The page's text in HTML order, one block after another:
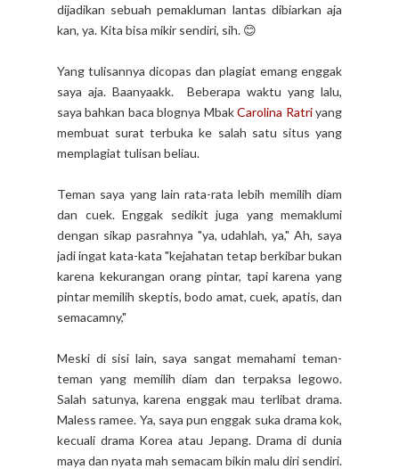
dijadikan sebuah pemakluman lantas dibiarkan aja
kan, ya. Kita bisa mikir sendiri, sih. 😊
Yang tulisannya dicopas dan plagiat emang enggak
saya aja. Baanyaakk. Beberapa waktu yang lalu,
saya bahkan baca blognya MbakCarolina Ratriyang
membuat surat terbuka ke salah satu situs yang
memplagiat tulisan beliau.
Teman saya yang lain rata-rata lebih memilih diam
dan cuek. Enggak sedikit juga yang memaklumi
dengan sikap pasrahnya "ya, udahlah, ya," Ah, saya
jadi ingat kata-kata "kejahatan tetap berkibar bukan
karena kekurangan orang pintar, tapi karena yang
pintar memilih skeptis, bodo amat, cuek, apatis, dan
semacamny,"
Meski di sisi lain, saya sangat memahami teman-
teman yang memilih diam dan terpaksa legowo.
Salah satunya, karena enggak mau terlibat drama.
Maless ramee. Ya, saya pun enggak suka drama kok,
kecuali drama Korea atau Jepang. Drama di dunia
maya dan nyata mah semacam bikin malu diri sendiri.